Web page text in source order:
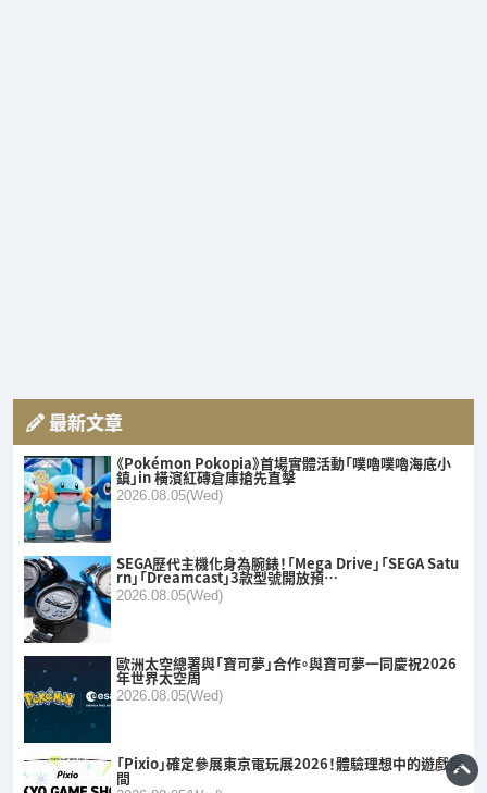
最新文章
《Pokémon Pokopia》首場實體活動「噗嚕噗嚕海底小
鎮」in 橫濱紅磚倉庫搶先直擊
2026.08.05(Wed)
SEGA歷代主機化身為腕錶！「Mega Drive」「SEGA Satu
rn」「Dreamcast」3款型號開放預…
2026.08.05(Wed)
歐洲太空總署與「寶可夢」合作。與寶可夢一同慶祝2026
年世界太空周
2026.08.05(Wed)
「Pixio」確定參展東京電玩展2026！體驗理想中的遊戲房
間